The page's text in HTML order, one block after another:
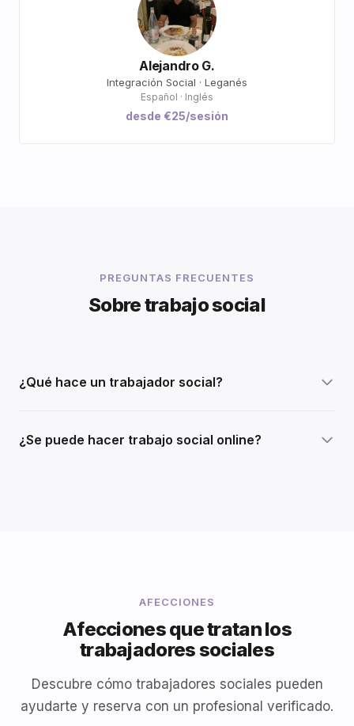
Alejandro G.
Integración Social · Leganés
Español · Inglés
desde €25/sesión
PREGUNTAS FRECUENTES
Sobre trabajo social
¿Qué hace un trabajador social?
¿Se puede hacer trabajo social online?
AFECCIONES
Afecciones que tratan los
trabajadores sociales
Descubre cómo trabajadores sociales pueden
ayudarte y reserva con un profesional verificado.